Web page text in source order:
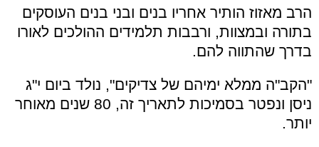
הרב מאזוז הותיר אחריו בנים ובני בנים העוסקים
בתורה ובמצוות, ורבבות תלמידים ההולכים לאורו
בדרך שהתווה להם.
"הקב"ה ממלא ימיהם של צדיקים", נולד ביום י"ג
ניסן ונפטר בסמיכות לתאריך זה, 80 שנים מאוחר
יותר.